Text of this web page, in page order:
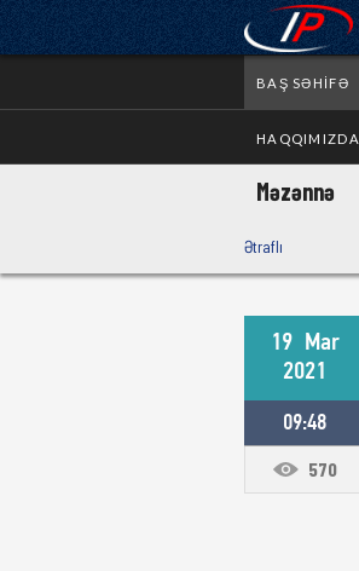
BAŞ SƏHIFƏ
HAQQIMIZDA
Məzənnə
Ətraflı
19 Mar
2021
09:48
570